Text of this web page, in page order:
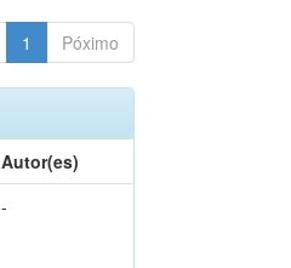
1 Póximo
Autor(es)
-